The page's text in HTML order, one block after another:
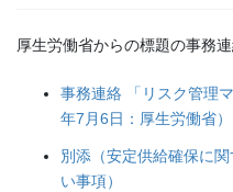
厚生労働省からの標題の事務
事務連絡 「リスク管理
年7月6日：厚生労働省）
別添（安定供給確保に
い事項）